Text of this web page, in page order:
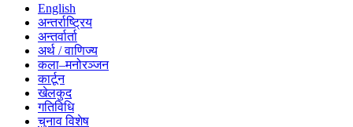
English
अन्तर्राष्ट्रिय
अन्तर्वार्ता
अर्थ / वाणिज्य
कला–मनोरञ्जन
कार्टून
खेलकुद
गतिविधि
चुनाव विशेष